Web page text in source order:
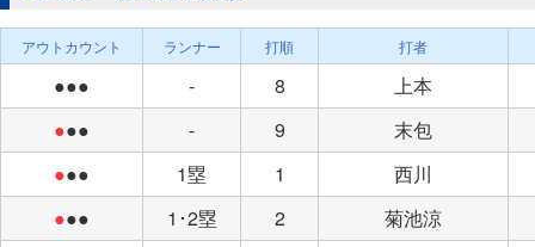
アウトカウント ランナー 打順 打者
●●● - 8
上本
●●● - 9
末包
●●● 1塁 1
西川
●●● 1･2塁 2
菊池涼